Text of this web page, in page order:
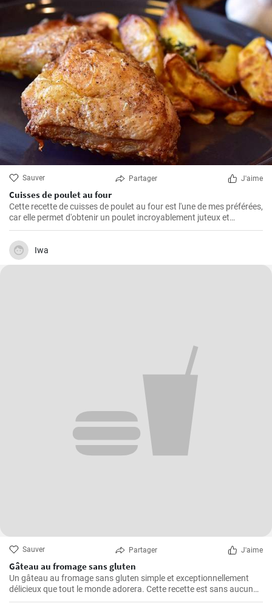
Sauver Partager J'aime
Cuisses de poulet au four
Cette recette de cuisses de poulet au four est l'une de mes préférées,
car elle permet d'obtenir un poulet incroyablement juteux et
savoureux. Les cuisses de poulet sont les parties du poulet que je
préfère cuire au four parce qu'elles restent juteuses même après un
long temps de cuisson. De plus, les ingrédients sont simples, mais
parviennent toujours à faire ressortir le meilleur du poulet, créant
Iwa
Sauver Partager J'aime
Gâteau au fromage sans gluten
Un gâteau au fromage sans gluten simple et exceptionnellement
délicieux que tout le monde adorera. Cette recette est sans aucun
doute le meilleur gâteau au fromage sans gluten que vous ayez